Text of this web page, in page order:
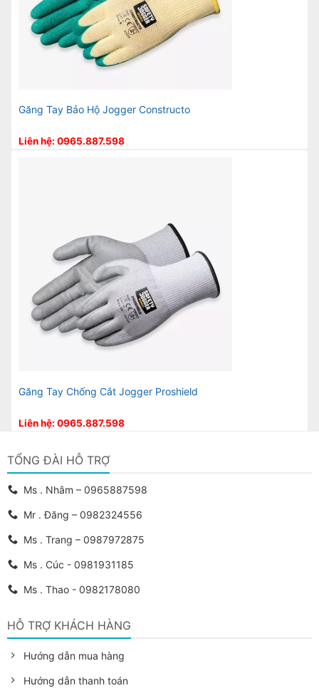
Găng Tay Bảo Hộ Jogger Constructo
Liên hệ: 0965.887.598
Găng Tay Chống Cắt Jogger Proshield
Liên hệ: 0965.887.598
TỔNG ĐÀI HỖ TRỢ
Ms . Nhâm – 0965887598
Mr . Đăng – 0982324556
Ms . Trang – 0987972875
Ms . Cúc - 0981931185
Ms . Thao - 0982178080
HỖ TRỢ KHÁCH HÀNG
Hướng dẫn mua hàng
Hướng dẫn thanh toán